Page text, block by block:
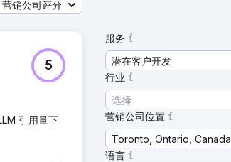
营销公司评分
5
引用量下
服务
潜在客户开发
行业
选择
营销公司位置
Toronto, Ontario, Canada
语言